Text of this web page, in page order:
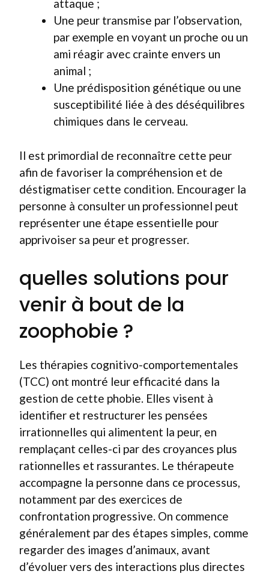
attaque ;
Une peur transmise par l’observation,
par exemple en voyant un proche ou un
ami réagir avec crainte envers un
animal ;
Une prédisposition génétique ou une
susceptibilité liée à des déséquilibres
chimiques dans le cerveau.
Il est primordial de reconnaître cette peur
afin de favoriser la compréhension et de
déstigmatiser cette condition. Encourager la
personne à consulter un professionnel peut
représenter une étape essentielle pour
apprivoiser sa peur et progresser.
quelles solutions pour
venir à bout de la
zoophobie ?
Les thérapies cognitivo-comportementales
(TCC) ont montré leur efficacité dans la
gestion de cette phobie. Elles visent à
identifier et restructurer les pensées
irrationnelles qui alimentent la peur, en
remplaçant celles-ci par des croyances plus
rationnelles et rassurantes. Le thérapeute
accompagne la personne dans ce processus,
notamment par des exercices de
confrontation progressive. On commence
généralement par des étapes simples, comme
regarder des images d’animaux, avant
d’évoluer vers des interactions plus directes